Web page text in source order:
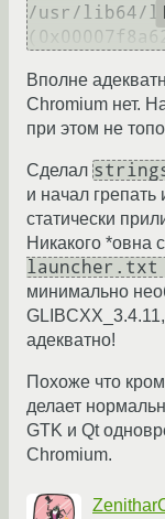
/usr/lib64/
Вполне
Chromium нет.
при этом не
Сделал
и начал грепать
статически
Никакого *овна
минимально
адекватно!
Похоже что
делает
GTK и Qt
Chromium.